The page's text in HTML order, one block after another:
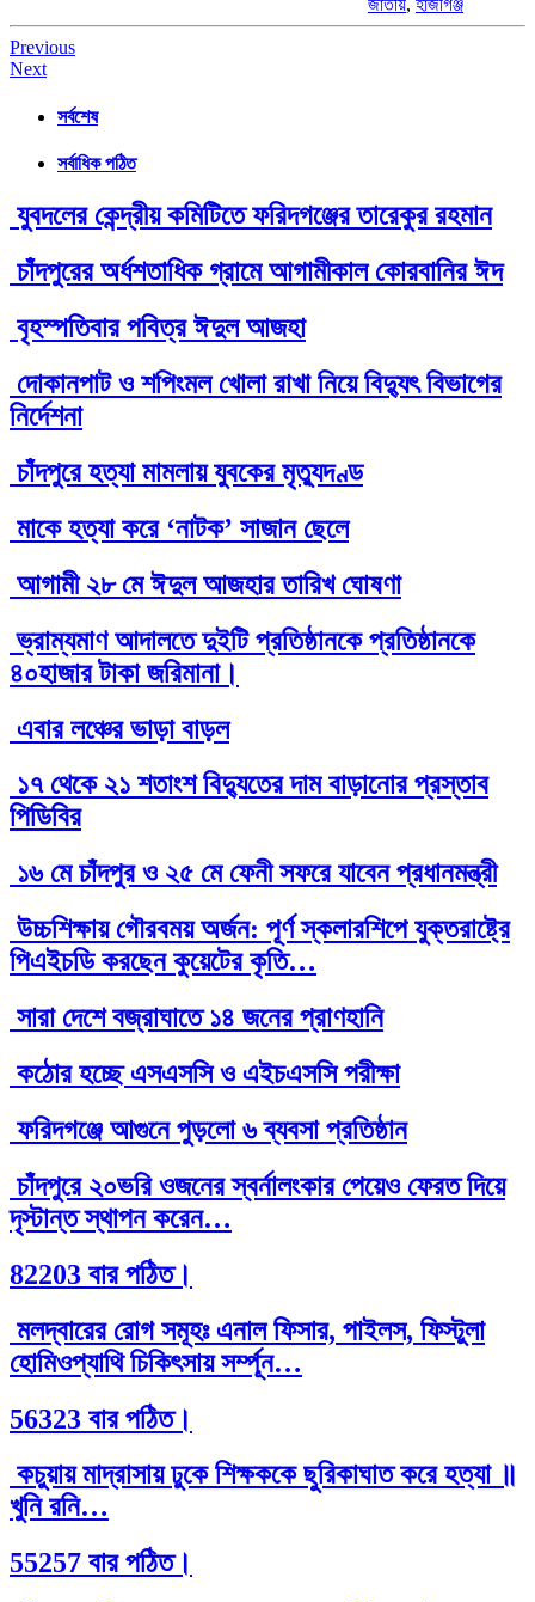
জাতীয়, হাজীগঞ্জ
Post
navigation
Previous
Next
সর্বশেষ
সর্বাধিক পঠিত
যুবদলের কেন্দ্রীয় কমিটিতে ফরিদগঞ্জের তারেকুর রহমান
চাঁদপুরের অর্ধশতাধিক গ্রামে আগামীকাল কোরবানির ঈদ
বৃহস্পতিবার পবিত্র ঈদুল আজহা
দোকানপাট ও শপিংমল খোলা রাখা নিয়ে বিদ্যুৎ বিভাগের
নির্দেশনা
চাঁদপুরে হত্যা মামলায় যুবকের মৃত্যুদণ্ড
মাকে হত্যা করে ‘নাটক’ সাজান ছেলে
আগামী ২৮ মে ঈদুল আজহার তারিখ ঘোষণা
ভ্রাম্যমাণ আদালতে দুইটি প্রতিষ্ঠানকে প্রতিষ্ঠানকে
৪০হাজার টাকা জরিমানা।
এবার লঞ্চের ভাড়া বাড়ল
১৭ থেকে ২১ শতাংশ বিদ্যুতের দাম বাড়ানোর প্রস্তাব
পিডিবির
১৬ মে চাঁদপুর ও ২৫ মে ফেনী সফরে যাবেন প্রধানমন্ত্রী
উচ্চশিক্ষায় গৌরবময় অর্জন: পূর্ণ স্কলারশিপে যুক্তরাষ্ট্রে
পিএইচডি করছেন কুয়েটের কৃতি…
সারা দেশে বজ্রাঘাতে ১৪ জনের প্রাণহানি
কঠোর হচ্ছে এসএসসি ও এইচএসসি পরীক্ষা
ফরিদগঞ্জে আগুনে পুড়লো ৬ ব্যবসা প্রতিষ্ঠান
চাঁদপুরে ২০ভরি ওজনের স্বর্নালংকার পেয়েও ফেরত দিয়ে
দৃস্টান্ত স্থাপন করেন…
82203 বার পঠিত।
মলদ্বারের রোগ সমূহঃ এনাল ফিসার, পাইলস, ফিস্টুলা
হোমিওপ্যাথি চিকিৎসায় সর্ম্পূন…
56323 বার পঠিত।
কচুয়ায় মাদ্রাসায় ঢুকে শিক্ষককে ছুরিকাঘাত করে হত্যা ॥
খুনি রনি…
55257 বার পঠিত।